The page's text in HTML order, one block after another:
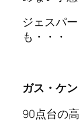
ジェスパ
も・・・
ガス・ケ
90点台の